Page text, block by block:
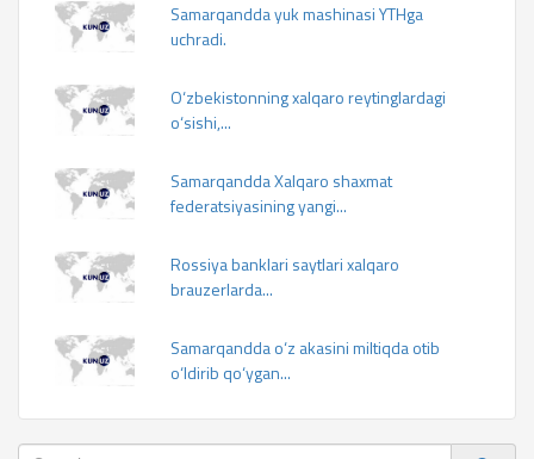
Samarqandda yuk mashinasi YTHga
uchradi.
O‘zbekistonning xalqaro reytinglardagi
o‘sishi,...
Samarqandda Xalqaro shaxmat
federatsiyasining yangi...
Rossiya banklari saytlari xalqaro
brauzerlarda...
Samarqandda o‘z akasini miltiqda otib
o‘ldirib qo‘ygan...